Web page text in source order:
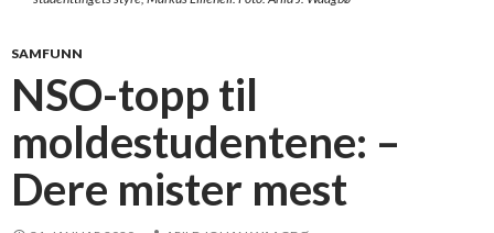
SAMFUNN
NSO-topp til
moldestudentene: –
Dere mister mest